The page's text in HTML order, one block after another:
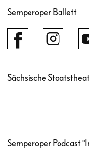
Semperoper Ballett
Sächsische
Semperoper Podcast